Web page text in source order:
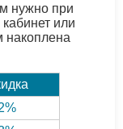
нужно при
или
накоплена